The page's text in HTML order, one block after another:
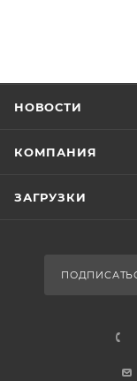
НОВОСТИ
КОМПАНИЯ
ЗАГРУЗКИ